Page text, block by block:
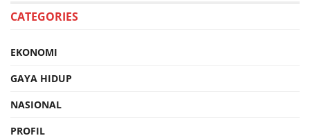
CATEGORIES
EKONOMI
GAYA HIDUP
NASIONAL
PROFIL